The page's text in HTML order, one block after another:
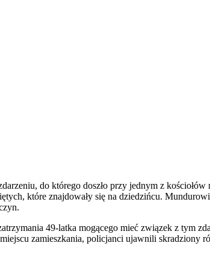
do którego doszło przy jednym z
które znajdowały się na dziedzińcu.
49-latka mogącego mieć związek z tym
zamieszkania, policjanci ujawnili skradziony